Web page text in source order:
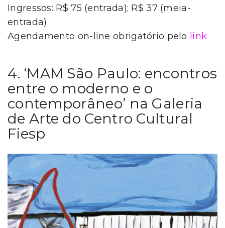
Ingressos: R$ 75 (entrada); R$ 37 (meia-
entrada)
Agendamento on-line obrigatório pelo link
4. ‘MAM São Paulo: encontros
entre o moderno e o
contemporâneo’ na Galeria
de Arte do Centro Cultural
Fiesp